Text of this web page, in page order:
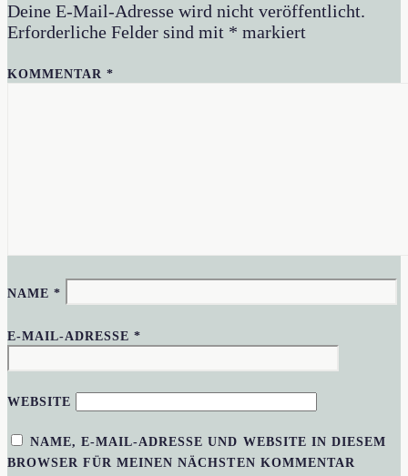
Deine E-Mail-Adresse wird nicht veröffentlicht.
Erforderliche Felder sind mit * markiert
KOMMENTAR*
NAME*
E-MAIL-ADRESSE*
WEBSITE
NAME, E-MAIL-ADRESSE UND WEBSITE IN DIESEM
BROWSER FÜR MEINEN NÄCHSTEN KOMMENTAR